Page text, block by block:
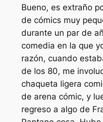
Bueno, es extraño
de cómics muy
durante un par de
comedia en la que
razón, cuando
de los 80, me
chaqueta ligera
de arena cómic, y
regreso a algo de